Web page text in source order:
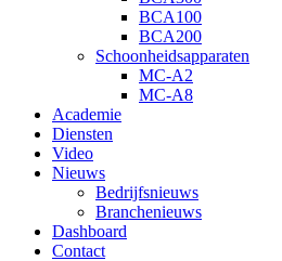
BCA100
BCA200
Schoonheidsapparaten
MC-A2
MC-A8
Academie
Diensten
Video
Nieuws
Bedrijfsnieuws
Branchenieuws
Dashboard
Contact